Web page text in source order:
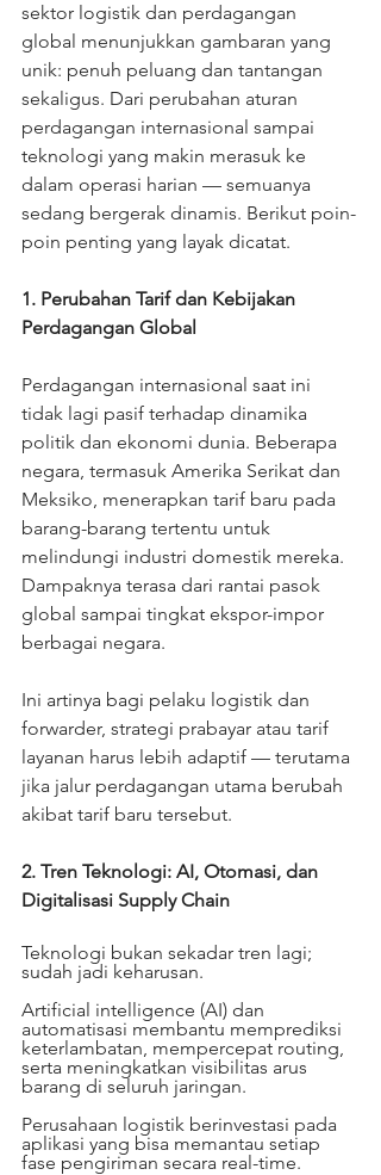
sektor logistik dan perdagangan
global menunjukkan gambaran yang
unik: penuh peluang dan tantangan
sekaligus. Dari perubahan aturan
perdagangan internasional sampai
teknologi yang makin merasuk ke
dalam operasi harian — semuanya
sedang bergerak dinamis. Berikut poin-
poin penting yang layak dicatat.
1. Perubahan Tarif dan Kebijakan
Perdagangan Global
Perdagangan internasional saat ini
tidak lagi pasif terhadap dinamika
politik dan ekonomi dunia. Beberapa
negara, termasuk Amerika Serikat dan
Meksiko, menerapkan tarif baru pada
barang-barang tertentu untuk
melindungi industri domestik mereka.
Dampaknya terasa dari rantai pasok
global sampai tingkat ekspor-impor
berbagai negara.
Ini artinya bagi pelaku logistik dan
forwarder, strategi prabayar atau tarif
layanan harus lebih adaptif — terutama
jika jalur perdagangan utama berubah
akibat tarif baru tersebut.
2. Tren Teknologi: AI, Otomasi, dan
Digitalisasi Supply Chain
Teknologi bukan sekadar tren lagi;
sudah jadi keharusan.
Artificial intelligence (AI) dan
automatisasi membantu memprediksi
keterlambatan, mempercepat routing,
serta meningkatkan visibilitas arus
barang di seluruh jaringan.
Perusahaan logistik berinvestasi pada
aplikasi yang bisa memantau setiap
fase pengiriman secara real-time.